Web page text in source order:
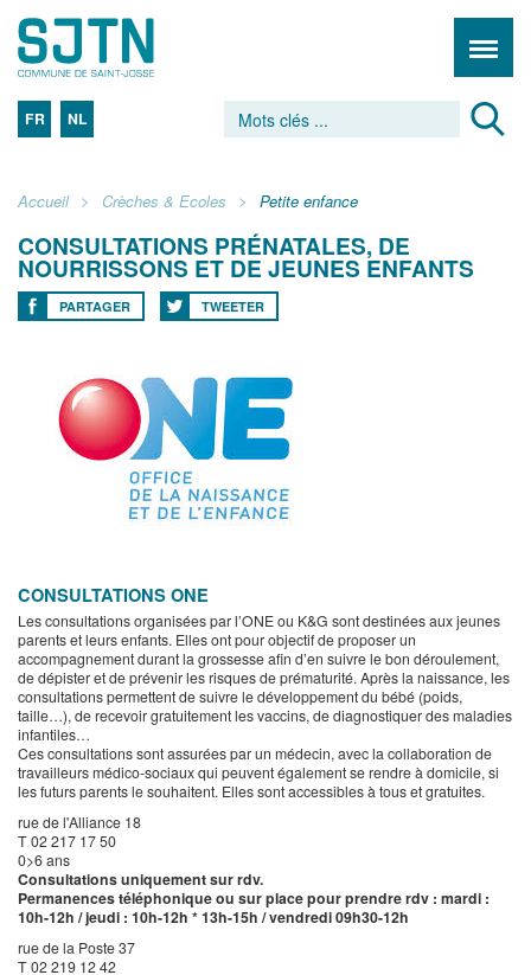
FR NL
Accueil Crèches & Ecoles Petite enfance
CONSULTATIONS PRÉNATALES, DE
NOURRISSONS ET DE JEUNES ENFANTS
PARTAGER TWEETER
CONSULTATIONS ONE
Les consultations organisées par l’ONE ou K&G sont destinées aux jeunes
parents et leurs enfants. Elles ont pour objectif de proposer un
accompagnement durant la grossesse afin d’en suivre le bon déroulement,
de dépister et de prévenir les risques de prématurité. Après la naissance, les
consultations permettent de suivre le développement du bébé (poids,
taille…), de recevoir gratuitement les vaccins, de diagnostiquer des maladies
infantiles…
Ces consultations sont assurées par un médecin, avec la collaboration de
travailleurs médico-sociaux qui peuvent également se rendre à domicile, si
les futurs parents le souhaitent. Elles sont accessibles à tous et gratuites.
rue de l'Alliance 18
T 02 217 17 50
0>6 ans
Consultations uniquement sur rdv.
Permanences téléphonique ou sur place pour prendre rdv : mardi :
10h-12h / jeudi : 10h-12h * 13h-15h / vendredi 09h30-12h
rue de la Poste 37
T 02 219 12 42